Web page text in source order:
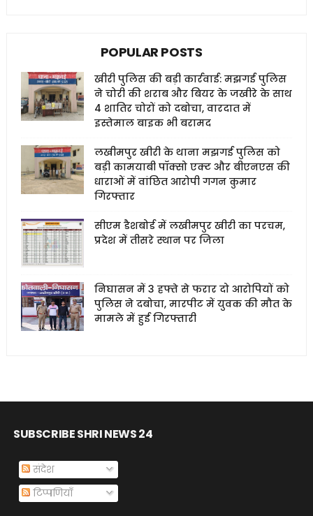
POPULAR POSTS
खीरी पुलिस की बड़ी कार्रवाई: मझगई पुलिस
ने चोरी की शराब और बियर के जखीरे के साथ
4 शातिर चोरों को दबोचा, वारदात में
इस्तेमाल बाइक भी बरामद
लखीमपुर खीरी के थाना मझगई पुलिस को
बड़ी कामयाबी पॉक्सो एक्ट और बीएनएस की
धाराओं में वांछित आरोपी गगन कुमार
गिरफ्तार
सीएम डैशबोर्ड में लखीमपुर खीरी का परचम,
प्रदेश में तीसरे स्थान पर जिला
निघासन में 3 हफ्ते से फरार दो आरोपियों को
पुलिस ने दबोचा, मारपीट में युवक की मौत के
मामले में हुई गिरफ्तारी
SUBSCRIBE SHRI NEWS 24
संदेश
टिप्पणियाँ